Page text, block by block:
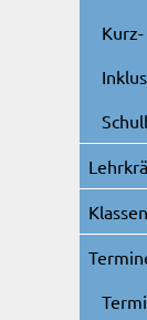
Klassen